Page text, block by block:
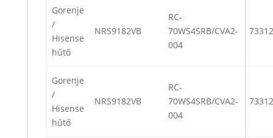
Gorenje
/
Hisense
hűtő
NRS9182VB
RC-
70WS4SRB/CVA2-
004
Gorenje
/
Hisense
hűtő
NRS9182VB
RC-
70WS4SRB/CVA2-
004